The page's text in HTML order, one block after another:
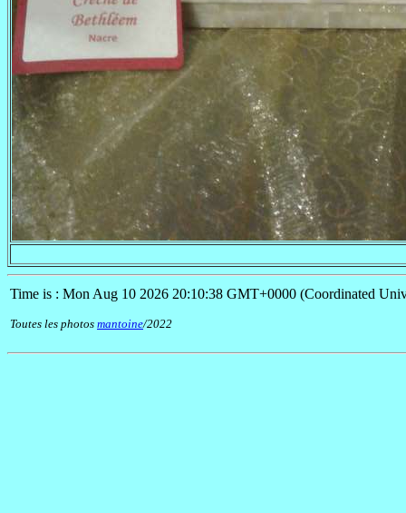
Time is : Mon Aug 10 2026 20:10:38 GMT+0000 (Coordinated
Toutes les photos mantoine/2022